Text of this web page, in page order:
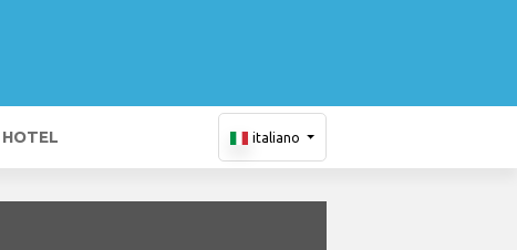
HOTEL italiano